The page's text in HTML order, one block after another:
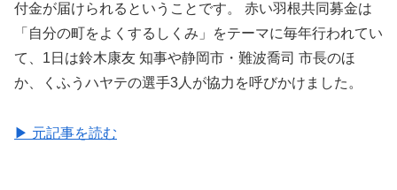
付金が届けられるということです。 赤い羽根共同募金は
「自分の町をよくするしくみ」をテーマに毎年行われてい
て、1日は鈴木康友 知事や静岡市・難波喬司 市長のほ
か、くふうハヤテの選手3人が協力を呼びかけました。
▶ 元記事を読む